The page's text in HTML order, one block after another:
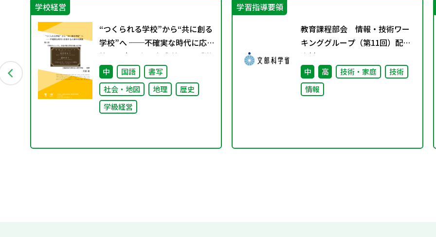
学校経営
“つくられる学校”から“共に創る
学校”へ ──不確実な時代に応
答する小津中の実践 第二回 「学
校のコンパス」生徒が創る学校
の最上位方針
中 国語
書写
社会・地図
地理
歴史
学級経営
学習指導要領
教育課程部会 情報・技術ワー
キンググループ（第11回）配付
資料
中 高 技術・家庭
技術
情報